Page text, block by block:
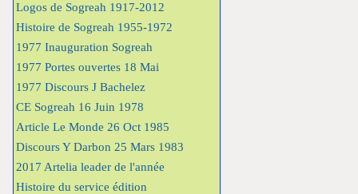
Logos de Sogreah 1917-2012
Histoire de Sogreah 1955-1972
1977 Inauguration Sogreah
1977 Portes ouvertes 18 Mai
1977 Discours J Bachelez
CE Sogreah 16 Juin 1978
Article Le Monde 26 Oct 1985
Discours Y Darbon 25 Mars 1983
2017 Artelia leader de l'année
Histoire du service édition